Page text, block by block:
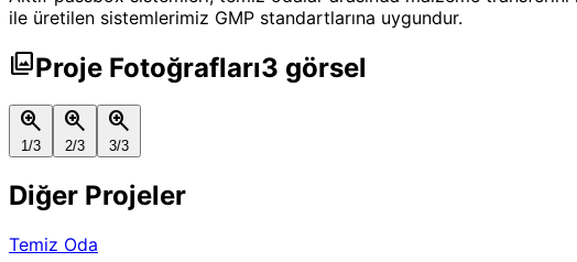
ile üretilen sistemlerimiz GMP standartlarına uygundur.
photo_libraryProje Fotoğrafları3 görsel
zoom_in
1/3
zoom_in
2/3
zoom_in
3/3
Diğer Projeler
Temiz Oda